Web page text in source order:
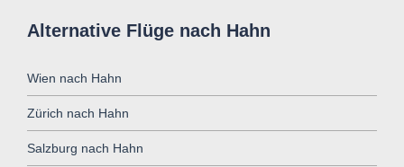
Alternative Flüge nach Hahn
Wien nach Hahn
Zürich nach Hahn
Salzburg nach Hahn